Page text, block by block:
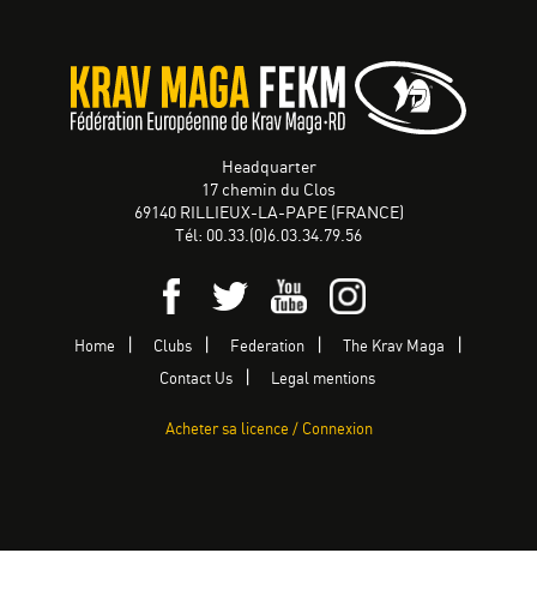
Headquarter
17 chemin du Clos
69140 RILLIEUX-LA-PAPE (FRANCE)
Tél: 00.33.(0)6.03.34.79.56
Home Clubs Federation The Krav Maga
Contact Us Legal mentions
Acheter sa licence / Connexion